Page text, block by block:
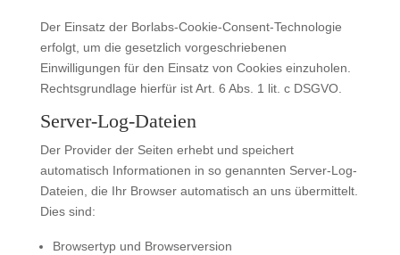
Der Einsatz der Borlabs-Cookie-Consent-Technologie
erfolgt, um die gesetzlich vorgeschriebenen
Einwilligungen für den Einsatz von Cookies einzuholen.
Rechtsgrundlage hierfür ist Art. 6 Abs. 1 lit. c DSGVO.
Server-Log-Dateien
Der Provider der Seiten erhebt und speichert
automatisch Informationen in so genannten Server-Log-
Dateien, die Ihr Browser automatisch an uns übermittelt.
Dies sind:
Browsertyp und Browserversion